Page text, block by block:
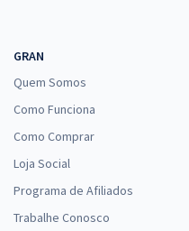
GRAN
Quem Somos
Como Funciona
Como Comprar
Loja Social
Programa de Afiliados
Trabalhe Conosco